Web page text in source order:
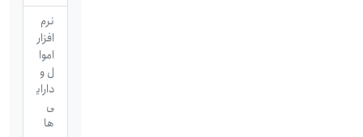
نرم
افزار
اموا
ل و
دارای
ی
ها